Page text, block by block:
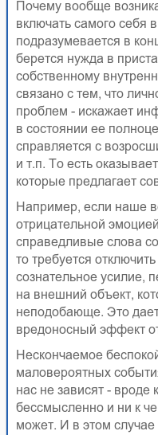
Почему вообще
включать самого себя
подразумевается в
берется нужда в
собственному
связано с тем, что
проблем - искажает
в состоянии ее
справляется с
и т.п. То есть
которые предлагает
Например, если наше
отрицательной
справедливые слова
то требуется
сознательное усилие,
на внешний объект,
неподобающе. Это
вредоносный эффект
Нескончаемое
маловероятных
нас не зависят - вроде
бессмысленно и ни к
может. И в этом